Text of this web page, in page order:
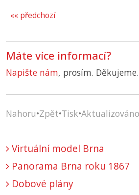
«« předchozí
Máte více informací?
Napište nám, prosím. Děkujeme.
Nahoru•Zpět•Tisk•
Virtuální model Brna
Panorama Brna roku 1867
Dobové plány